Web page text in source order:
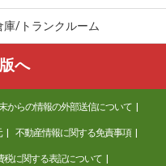
庫/トランクルーム
へ
からの情報の外部送信について
不動産情報に関する免責事項
税に関する表記について